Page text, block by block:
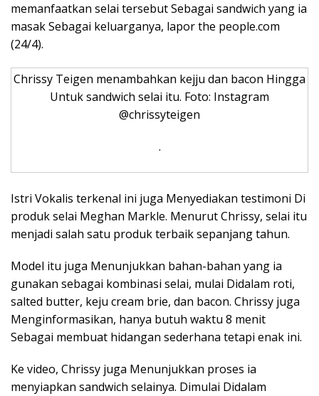
memanfaatkan selai tersebut Sebagai sandwich yang ia
masak Sebagai keluarganya, lapor the people.com
(24/4).
Chrissy Teigen menambahkan kejju dan bacon Hingga
Untuk sandwich selai itu. Foto: Instagram
@chrissyteigen
.
Istri Vokalis terkenal ini juga Menyediakan testimoni Di
produk selai Meghan Markle. Menurut Chrissy, selai itu
menjadi salah satu produk terbaik sepanjang tahun.
Model itu juga Menunjukkan bahan-bahan yang ia
gunakan sebagai kombinasi selai, mulai Didalam roti,
salted butter, keju cream brie, dan bacon. Chrissy juga
Menginformasikan, hanya butuh waktu 8 menit
Sebagai membuat hidangan sederhana tetapi enak ini.
Ke video, Chrissy juga Menunjukkan proses ia
menyiapkan sandwich selainya. Dimulai Didalam